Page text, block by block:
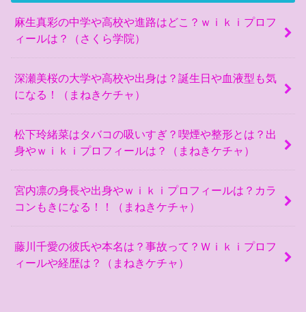
麻生真彩の中学や高校や進路はどこ？ｗｉｋｉプロフ
ィールは？（さくら学院）
深瀬美桜の大学や高校や出身は？誕生日や血液型も気
になる！（まねきケチャ）
松下玲緒菜はタバコの吸いすぎ？喫煙や整形とは？出
身やｗｉｋｉプロフィールは？（まねきケチャ）
宮内凛の身長や出身やｗｉｋｉプロフィールは？カラ
コンもきになる！！（まねきケチャ）
藤川千愛の彼氏や本名は？事故って？Ｗｉｋｉプロフ
ィールや経歴は？（まねきケチャ）